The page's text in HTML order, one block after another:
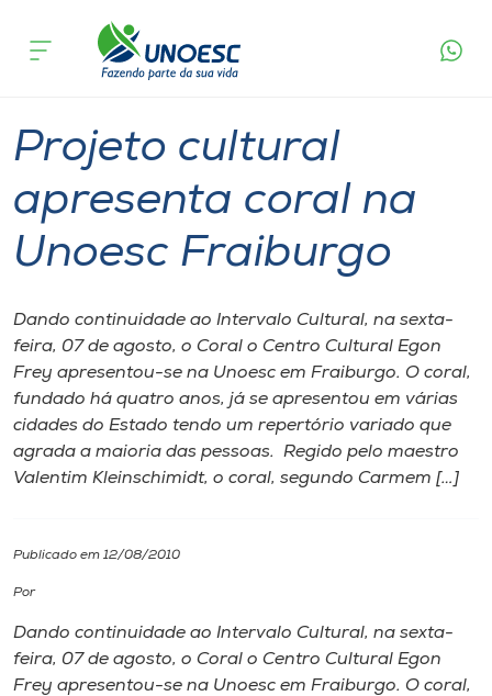
Cursos
Atendimento ao Estudante
Portal de Ensino
A
Internacionalização
Cultura
acontece
Projeto cultural
apresenta coral na
Unoesc Fraiburgo
Dando continuidade ao Intervalo Cultural, na sexta-
feira, 07 de agosto, o Coral o Centro Cultural Egon
Frey apresentou-se na Unoesc em Fraiburgo. O coral,
fundado há quatro anos, já se apresentou em várias
cidades do Estado tendo um repertório variado que
agrada a maioria das pessoas. Regido pelo maestro
Valentim Kleinschimidt, o coral, segundo Carmem […]
Publicado em 12/08/2010
Por
Dando continuidade ao Intervalo Cultural, na sexta-
feira, 07 de agosto, o Coral o Centro Cultural Egon
Frey apresentou-se na Unoesc em Fraiburgo. O coral,